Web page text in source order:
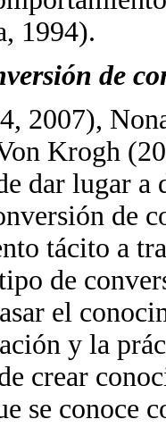
1994).
de
2007),
Krogh
dar lugar a
de
tácito a
de
el
y la
crear
se conoce